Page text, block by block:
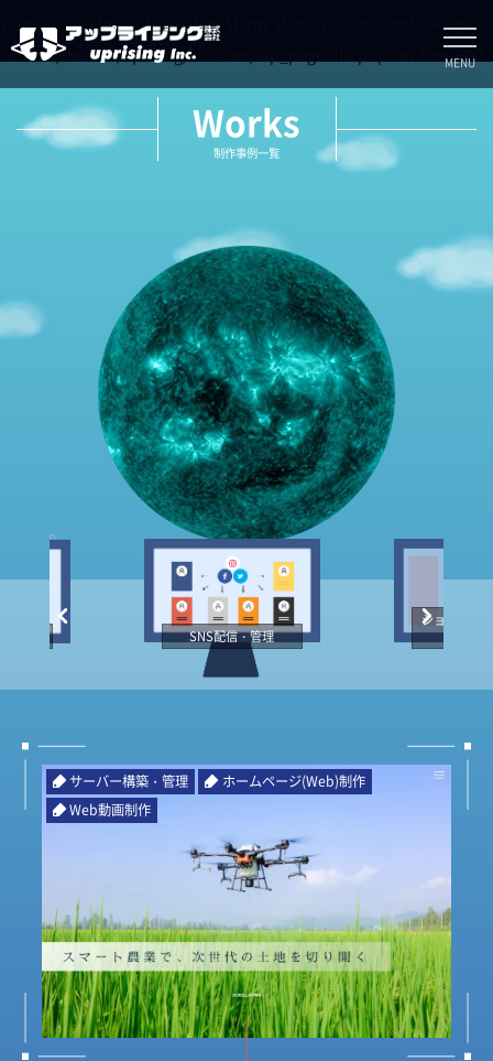
: Undefined variable $term_dsp in
rising.jp/public_html/wp/wp-
content/themes/uprising/function/atp_pageinfo.php
MENU
Works
制作事例一覧
SNS配信・管理
ショッピン
サーバー構築・管理 ホームページ(Web)制作
Web動画制作